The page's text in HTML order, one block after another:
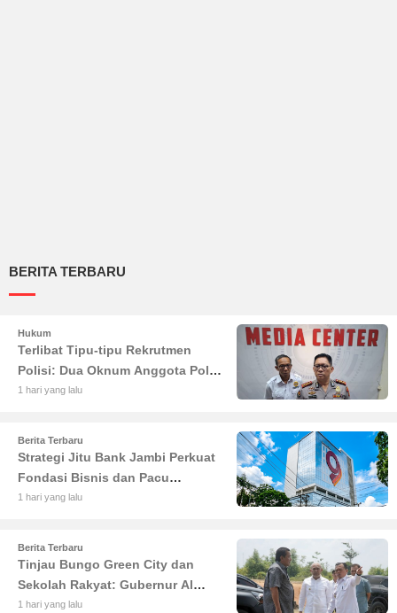
BERITA TERBARU
Hukum
Terlibat Tipu-tipu Rekrutmen
Polisi: Dua Oknum Anggota Polda
Jambi Diciduk Propam
1 hari yang lalu
Berita Terbaru
Strategi Jitu Bank Jambi Perkuat
Fondasi Bisnis dan Pacu
Pertumbuhan Ekonomi Jambi
1 hari yang lalu
Berita Terbaru
Tinjau Bungo Green City dan
Sekolah Rakyat: Gubernur Al
Haris Tekankan Sinergi
1 hari yang lalu